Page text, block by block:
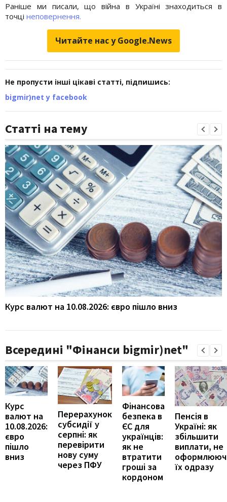
Раніше ми писали, що війна в Україні знаходиться в
точці неповернення.
Читайте нас у Google.News
Не пропусти інші цікаві статті, підпишись:
bigmir)net у facebook
Статті на тему
Курс валют на 10.08.2026: євро пішло вниз
Всередині "Фінанси bigmir)net"
Курс
валют на
10.08.2026:
євро
пішло
вниз
Перерахунок
субсидії у
серпні: як
перевірити
нову суму
через ПФУ
Фінансова
безпека в
ЄС для
українців:
як не
втратити
гроші за
кордоном
Пенсія в
Україні: як
збільшити
виплати, не
їх одразу